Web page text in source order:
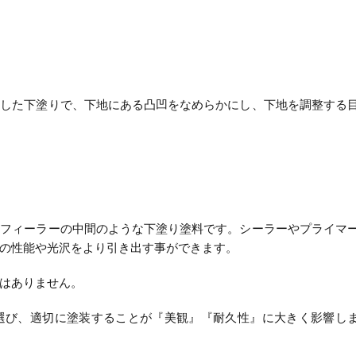
た下塗りで、下地にある凸凹をなめらかにし、下地を調整する
ィーラーの中間のような下塗り塗料です。シーラーやプライマ
能や光沢をより引き出す事ができます。
ありません。
、適切に塗装することが『美観』『耐久性』に大きく影響し